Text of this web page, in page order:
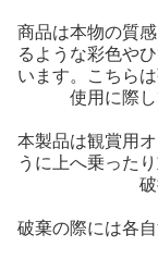
商品は本物の質
るような彩色や
います。こちら
使用に際
本製品は観賞用
うに上へ乗った
破棄の際には各